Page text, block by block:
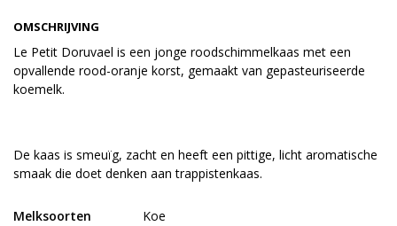
OMSCHRIJVING
Le Petit Doruvael is een jonge roodschimmelkaas met een
opvallende rood-oranje korst, gemaakt van gepasteuriseerde
koemelk.
De kaas is smeuïg, zacht en heeft een pittige, licht aromatische
smaak die doet denken aan trappistenkaas.
Melksoorten
Koe